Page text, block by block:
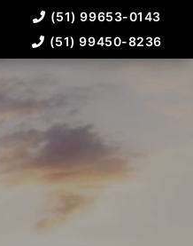
(51) 99653-0143
(51) 99450-8236